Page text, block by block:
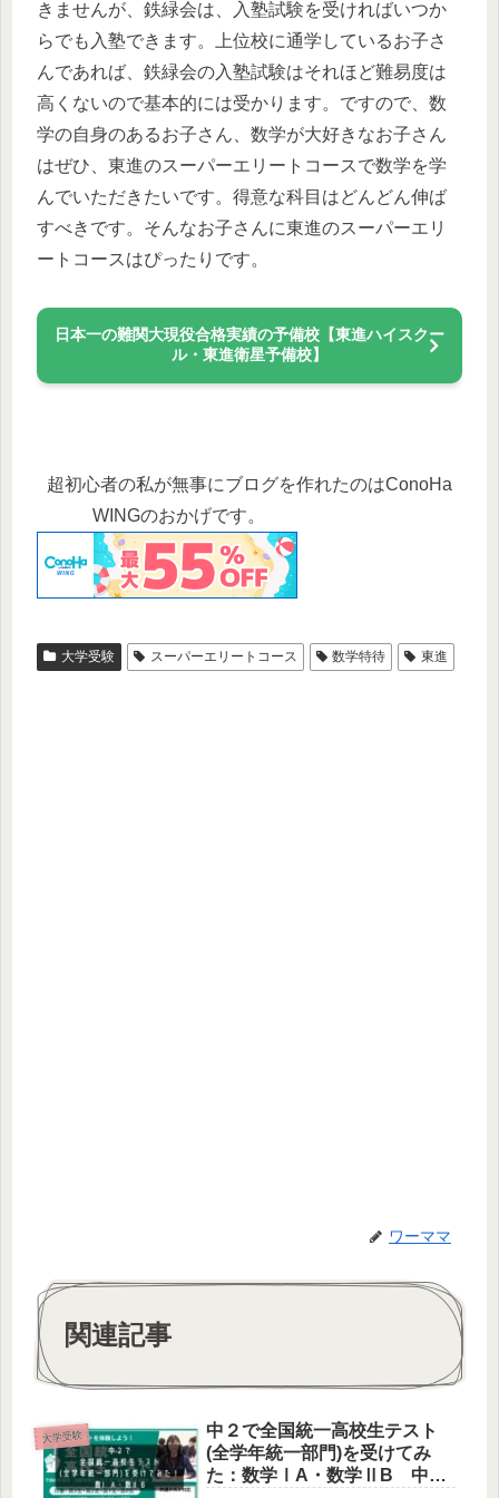
きませんが、鉄緑会は、入塾試験を受ければいつか
らでも入塾できます。上位校に通学しているお子さ
んであれば、鉄緑会の入塾試験はそれほど難易度は
高くないので基本的には受かります。ですので、数
学の自身のあるお子さん、数学が大好きなお子さん
はぜひ、東進のスーパーエリートコースで数学を学
んでいただきたいです。得意な科目はどんどん伸ば
すべきです。そんなお子さんに東進のスーパーエリ
ートコースはぴったりです。
日本一の難関大現役合格実績の予備校【東進ハイスクー
ル・東進衛星予備校】
超初心者の私が無事にブログを作れたのはConoHa
WINGのおかげです。
大学受験 スーパーエリートコース 数学特待 東進
ワーママ
関連記事
大学受験
中２で全国統一高校生テスト
(全学年統一部門)を受けてみ
た：数学ⅠA・数学ⅡB 中高